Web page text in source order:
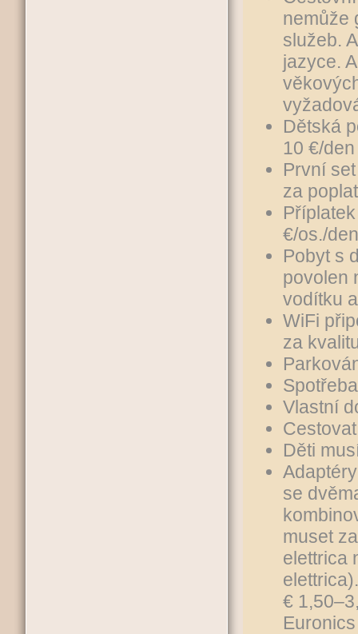
nemůže
služeb.
jazyce.
Dětská
10 €/
První
za
€/os./
Pobyt s
povolen
vodítku
WiFi
za
Vlastní
Děti
se
muset
elettrica
€